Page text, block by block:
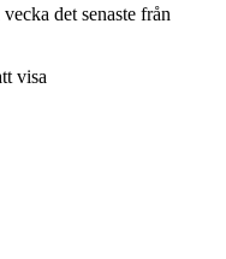
det senaste från
visa